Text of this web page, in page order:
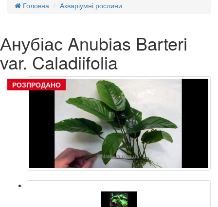
Головна Акваріумні рослини
Анубіас Anubias Barteri
var. Caladiifolia
РОЗПРОДАНО